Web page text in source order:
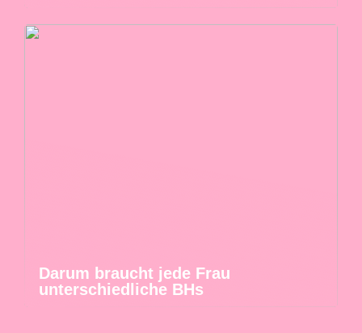
Darum braucht jede Frau
unterschiedliche BHs